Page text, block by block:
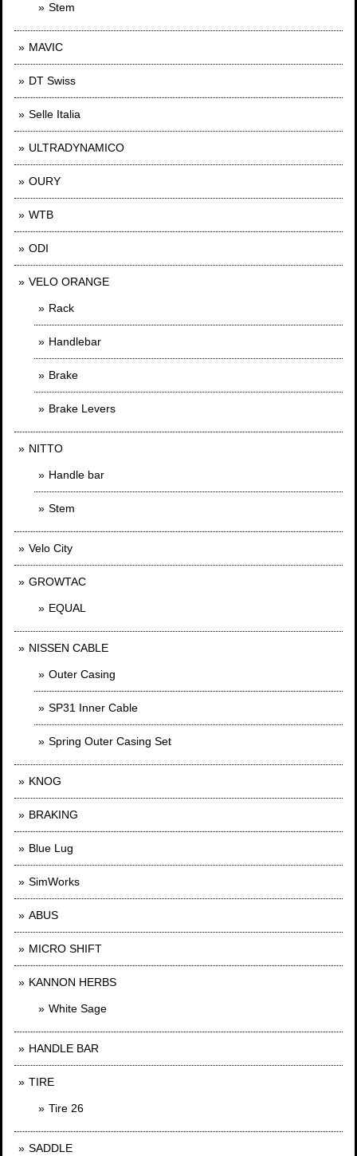
Stem
MAVIC
DT Swiss
Selle Italia
ULTRADYNAMICO
OURY
WTB
ODI
VELO ORANGE
Rack
Handlebar
Brake
Brake Levers
NITTO
Handle bar
Stem
Velo City
GROWTAC
EQUAL
NISSEN CABLE
Outer Casing
SP31 Inner Cable
Spring Outer Casing Set
KNOG
BRAKING
Blue Lug
SimWorks
ABUS
MICRO SHIFT
KANNON HERBS
White Sage
HANDLE BAR
TIRE
Tire 26
SADDLE